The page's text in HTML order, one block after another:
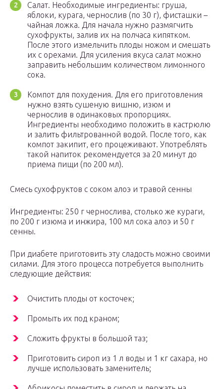
Салат. Необходимые ингредиенты: груша,
яблоки, курага, чернослив (по 30 г), фисташки –
чайная ложка. Для начала нужно размягчить
сухофрукты, залив их на полчаса кипятком.
После этого измельчить плоды ножом и смешать
их с орехами. Для усиления вкуса салат можно
заправить небольшим количеством лимонного
сока.
Компот для похудения. Для его приготовления
нужно взять сушеную вишню, изюм и
чернослив в одинаковых пропорциях.
Ингредиенты необходимо положить в кастрюлю
и залить фильтрованной водой. После того, как
компот закипит, его процеживают. Употреблять
такой напиток рекомендуется за 20 минут до
приема пищи (по 200 мл).
Смесь сухофруктов с соком алоэ и травой сенны
Ингредиенты: 250 г чернослива, столько же кураги,
по 200 г изюма и инжира, 100 мл сока алоэ и 50 г
сенны.
При диабете приготовить эту сладость можно своими
силами. Для этого процесса потребуется выполнить
следующие действия:
Очистить плоды от косточек;
Промыть их под краном;
Сложить фрукты в большой таз;
Приготовить сироп из 1 л воды и 1 кг сахара, но
лучше использовать заменитель;